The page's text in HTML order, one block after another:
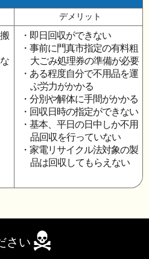
デメリット
・即日回収ができない
・事前に門真市指定の有料粗
大ごみ処理券の準備が必要
・ある程度自分で不用品を運
ぶ労力がかかる
・分別や解体に手間がかかる
・回収日時の指定ができない
・基本、平日の日中しか不用
品回収を行っていない
・家電リサイクル法対象の製
品は回収してもらえない
さい